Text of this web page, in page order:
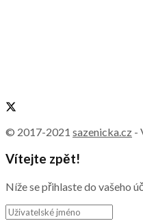
© 2017-2021 sazenicka.cz -
Vítejte zpět!
Níže se přihlaste do vašeho